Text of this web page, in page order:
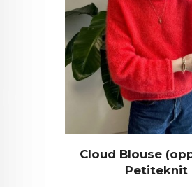
Cloud Blouse
Petiteknit